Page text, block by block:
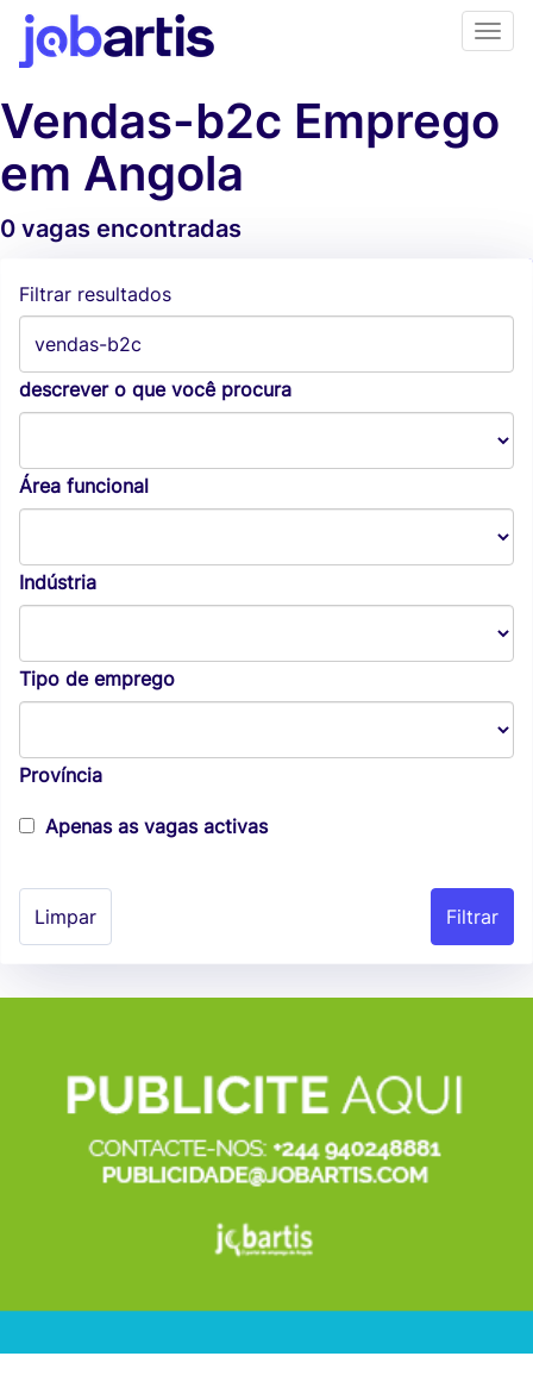
Vendas-b2c Emprego
em Angola
0 vagas encontradas
Filtrar resultados
descrever o que você procura
Área funcional
Indústria
Tipo de emprego
Província
Apenas as vagas activas
Limpar